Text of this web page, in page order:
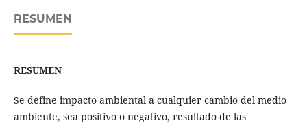
RESUMEN
RESUMEN
Se define impacto ambiental a cualquier cambio del medio
ambiente, sea positivo o negativo, resultado de las